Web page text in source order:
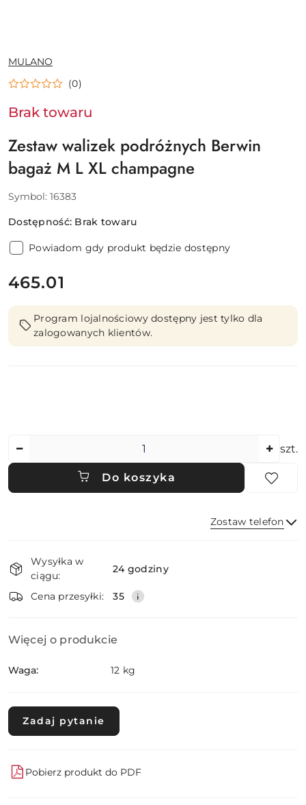
NAZWA
PRODUCENTA:
MULANO
(0)
Brak towaru
Zestaw walizek podróżnych Berwin
bagaż M L XL champagne
Symbol: 16383
Dostępność: Brak towaru
Powiadom gdy produkt będzie dostępny
cena:
465.01
Program lojalnościowy dostępny jest tylko dla
zalogowanych klientów.
szt.
Do koszyka
Zostaw telefon
i
dostawa
Wysyłka w
ciągu:
24 godziny
Cena przesyłki: 35
Więcej o produkcie
Waga: 12 kg
Zadaj pytanie
Pobierz produkt do PDF